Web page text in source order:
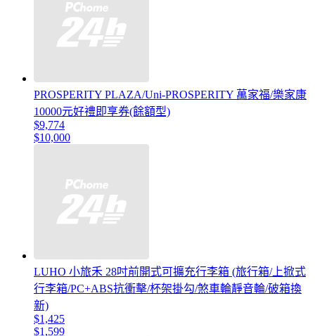
PROSPERITY PLAZA/Uni-PROSPERITY 萬家福/樂家康
10000元好禮即享券(餘額型)
$9,774
$10,000
LUHO 小旅禾 28吋前開式可擴充行李箱 (旅行箱/上掀式
行李箱/PC+ABS抗衝擊/杯架掛勾/煞車輪靜音輪/破箱換
新)
$1,425
$1,599